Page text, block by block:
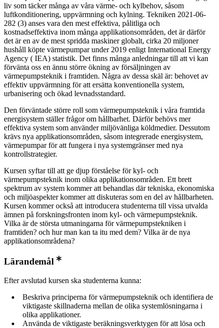
liv som täcker många av våra värme- och kylbehov, såsom
luftkonditionering, uppvärmning och kylning. Tekniken 2021-06-
282 (3) anses vara den mest effektiva, pålitliga och
kostnadseffektiva inom många applikationsområden, det är därför
det är en av de mest spridda maskiner globalt, cirka 20 miljoner
hushåll köpte värmepumpar under 2019 enligt International Energy
Agency ( IEA) statistik. Det finns många anledningar till att vi kan
förvänta oss en ännu större ökning av försäljningen av
värmepumpsteknik i framtiden. Några av dessa skäl är: behovet av
effektiv uppvärmning för att ersätta konventionella system,
urbanisering och ökad levnadsstandard.
Den förväntade större roll som värmepumpsteknik i våra framtida
energisystem ställer frågor om hållbarhet. Därför behövs mer
effektiva system som använder miljövänliga köldmedier. Dessutom
krävs nya applikationsområden, såsom integrerade energisystem,
värmepumpar för att fungera i nya systemgränser med nya
kontrollstrategier.
Kursen syftar till att ge djup förståelse för kyl- och
värmepumpsteknik inom olika applikationsområden. Ett brett
spektrum av system kommer att behandlas där tekniska, ekonomiska
och miljöaspekter kommer att diskuteras som en del av hållbarheten.
Kursen kommer också att introducera studenterna till vissa utvalda
ämnen på forskningsfronten inom kyl- och värmepumpsteknik.
Vilka är de största utmaningarna för värmepumpstekniken i
framtiden? och hur man kan ta itu med dem? Vilka är de nya
applikationsområdena?
Lärandemål
Efter avslutad kursen ska studenterna kunna:
Beskriva principerna för värmepumpsteknik och identifiera de
viktigaste skillnaderna mellan de olika systemlösningarna i
olika applikationer.
Använda de viktigaste beräkningsverktygen för att lösa och